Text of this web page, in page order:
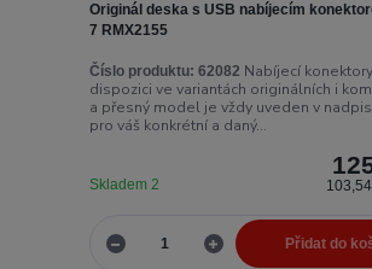
Originál deska s USB nabíjecím
7 RMX2155
Číslo produktu: 62082 Nabíjecí
dispozici ve variantách originálních i
a přesný model je vždy uveden v
pro váš konkrétní a daný...
Skladem 2
Přidat do